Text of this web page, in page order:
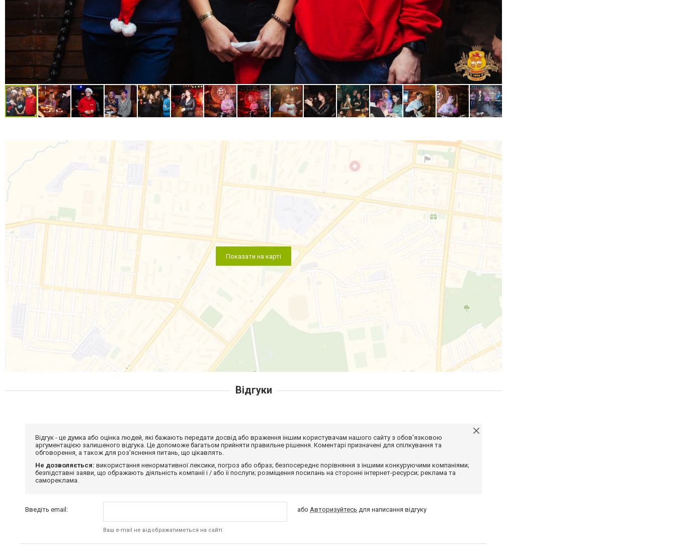
Показати на карті
Відгуки
Відгук - це думка або оцінка людей, які бажають передати досвід або враження іншим користувачам нашого сайту з обов'язковою
аргументацією залишеного відгука. Це допоможе багатьом прийняти правильне рішення. Коментарі призначені для спілкування та
обговорення, а також для роз'яснення питань, що цікавлять.
Не дозволяється: використання ненормативної лексики, погроз або образ; безпосереднє порівняння з іншими конкуруючими компаніями;
безпідставні заяви, що ображають діяльність компанії і / або її послуги; розміщення посилань на сторонні інтернет-ресурси; реклама та
самореклама.
Введіть email:
Ваш e-mail не відображатиметься на сайті
абоАвторизуйтесь для написання відгуку